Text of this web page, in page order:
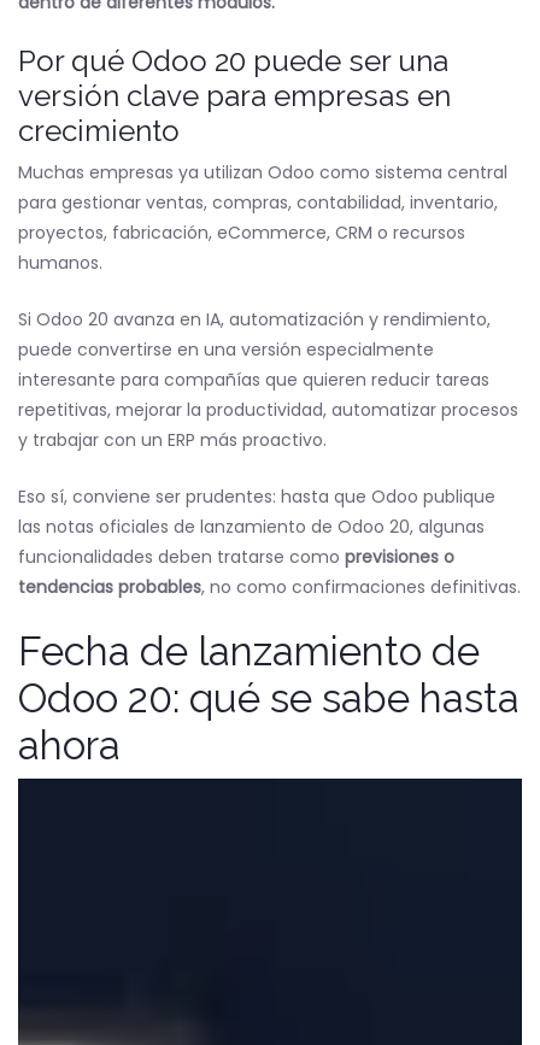
Por qué Odoo 20 puede ser una
versión clave para empresas en
crecimiento
Muchas empresas ya utilizan Odoo como sistema central
para gestionar ventas, compras, contabilidad, inventario,
proyectos, fabricación, eCommerce, CRM o recursos
humanos.
Si Odoo 20 avanza en IA, automatización y rendimiento,
puede convertirse en una versión especialmente
interesante para compañías que quieren reducir tareas
repetitivas, mejorar la productividad, automatizar procesos
y trabajar con un ERP más proactivo.
Eso sí, conviene ser prudentes: hasta que Odoo publique
las notas oficiales de lanzamiento de Odoo 20, algunas
funcionalidades deben tratarse como previsiones o
tendencias probables, no como confirmaciones definitivas.
Fecha de lanzamiento de
Odoo 20: qué se sabe hasta
ahora